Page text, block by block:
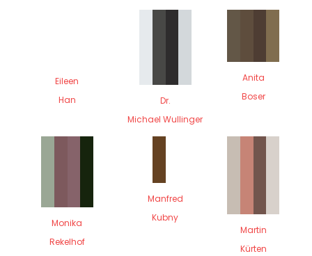
Eileen
Han
Dr.
Michael Wullinger
Anita
Boser
Monika
Rekelhof
Manfred
Kubny
Martin
Kürten